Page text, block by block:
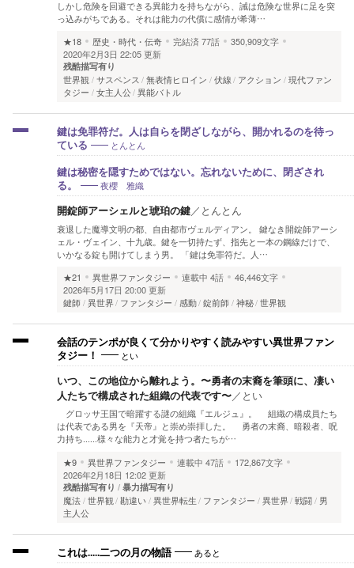
しかし危険を回避できる異能力を持ちながら、誡は危険な世界に足を突
っ込みがちである。それは能力の代償に感情が希薄…
★18
歴史・時代・伝奇 完結済77話
350,909文字
2020年2月3日 22:05 更新
残酷描写有り
世界観 サスペンス 無表情ヒロイン 伏線 アクション
現代ファン
タジー
女主人公 異能バトル
鍵は免罪符だ。人は自らを閉ざしながら、開かれるのを待っ
ている
とんとん
鍵は秘密を隠すためではない。忘れないために、閉ざされ
る。
夜櫻 雅織
開錠師アーシェルと琥珀の鍵／ とんとん
衰退した魔導文明の都、自由都市ヴェルディアン。 鍵なき開錠師アーシ
ェル・ヴェイン、十九歳。鍵を一切持たず、指先と一本の鋼線だけで、
いかなる錠も開けてしまう男。 「鍵は免罪符だ。人…
★21
異世界ファンタジー 連載中 4話
46,446文字
2026年5月17日 20:00 更新
鍵師 異世界 ファンタジー 感動 錠前師 神秘 世界観
会話のテンポが良くて分かりやすく読みやすい異世界ファン
タジー！
とい
いつ、この地位から離れよう。〜勇者の末裔を筆頭に、凄い
人たちで構成された組織の代表です〜／ とい
グロッサ王国で暗躍する謎の組織『エルジュ』。 組織の構成員たち
は代表である男を『天帝』と崇め崇拝した。 勇者の末裔、暗殺者、呪
力持ち‥‥‥様々な能力と才覚を持つ者たちが…
★9
異世界ファンタジー 連載中 47話
172,867文字
2026年2月18日 12:02 更新
残酷描写有り 暴力描写有り
魔法 世界観 勘違い 異世界転生 ファンタジー 異世界 戦闘
男
主人公
これは.....二つの月の物語 あると